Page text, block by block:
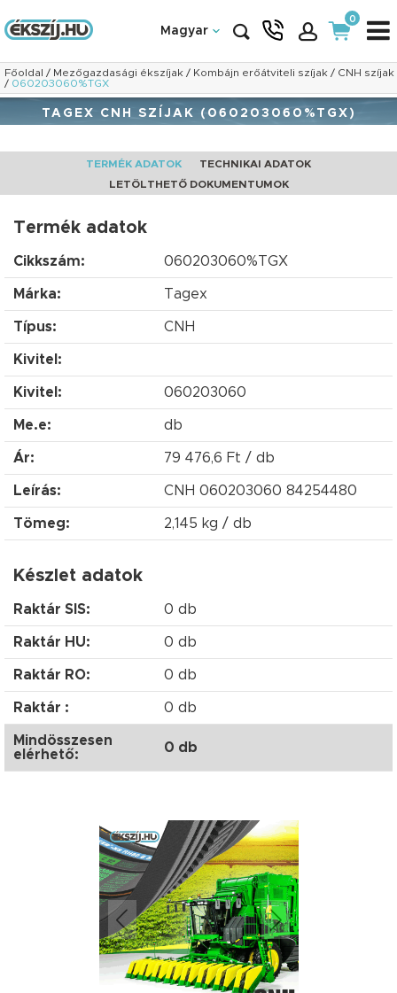
Magyar
0
Főoldal / Mezőgazdasági ékszíjak / Kombájn erőátviteli szíjak / CNH szíjak
/ 060203060%TGX
TAGEX CNH SZÍJAK (060203060%TGX)
TERMÉK ADATOK
TECHNIKAI ADATOK
LETÖLTHETŐ DOKUMENTUMOK
Termék adatok
Cikkszám: 060203060%TGX
Márka: Tagex
Típus: CNH
Kivitel:
Kivitel: 060203060
Me.e: db
Ár: 79 476,6 Ft / db
Leírás: CNH 060203060 84254480
Tömeg: 2,145 kg / db
Készlet adatok
Raktár SIS: 0 db
Raktár HU: 0 db
Raktár RO: 0 db
Raktár : 0 db
Mindösszesen
elérhető:
0 db